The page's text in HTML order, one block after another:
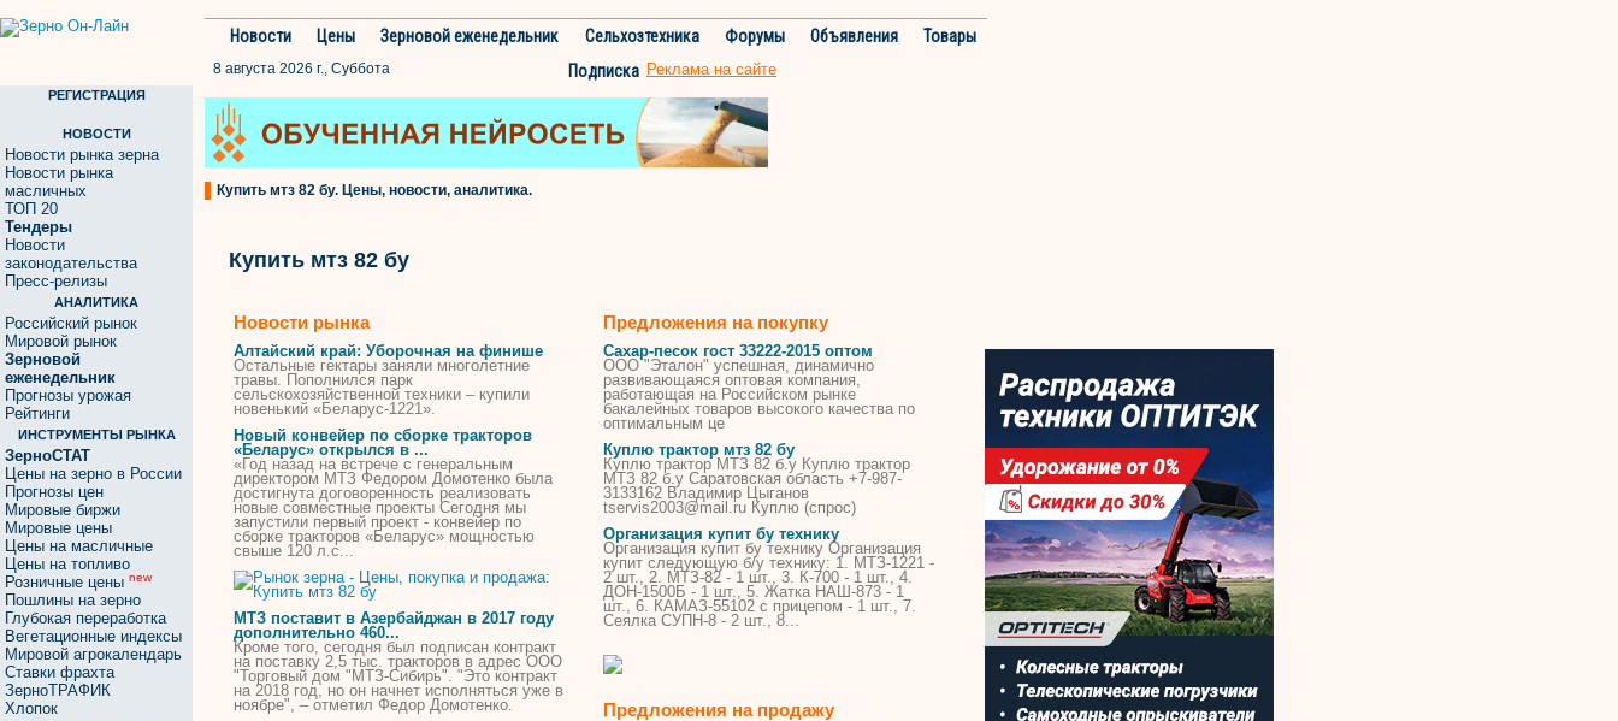
Новости Цены Зерновой еженедельник Сельхозтехника Форумы Объявления
Товары
Подписка
8 августа 2026 г., Суббота Реклама на сайте
РЕГИСТРАЦИЯ
НОВОСТИ
Новости рынка зерна
Новости рынка
масличных
ТОП 20
Тендеры
Новости
законодательства
Пресс-релизы
АНАЛИТИКА
Российский рынок
Мировой рынок
Зерновой
еженедельник
Прогнозы урожая
Рейтинги
ИНСТРУМЕНТЫ РЫНКА
ЗерноСТАТ
Цены на зерно в России
Прогнозы цен
Мировые биржи
Мировые цены
Цены на масличные
Цены на топливо
Розничные цены new
Пошлины на зерно
Глубокая переработка
Вегетационные индексы
Мировой агрокалендарь
Ставки фрахта
ЗерноТРАФИК
Хлопок
Купить мтз 82 бу. Цены, новости, аналитика.
Купить мтз 82 бу
Новости рынка
Алтайский край: Уборочная на финише
Остальные гектары заняли многолетние
травы. Пополнился парк
сельскохозяйственной техники – купили
новенький «Беларус-1221».
Новый конвейер по сборке тракторов
«Беларус» открылся в ...
«Год назад на встрече с генеральным
директором МТЗ Федором Домотенко была
достигнута договоренность реализовать
новые совместные проекты Сегодня мы
запустили первый проект - конвейер по
сборке тракторов «Беларус» мощностью
свыше 120 л.с...
МТЗ поставит в Азербайджан в 2017 году
дополнительно 460...
Кроме того, сегодня был подписан контракт
на поставку 2,5 тыс. тракторов в адрес ООО
"Торговый дом " МТЗ-Сибирь". "Это контракт
на 2018 год, но он начнет исполняться уже в
ноябре", – отметил Федор Домотенко.
Предложения на покупку
Сахар-песок гост 33222-2015 оптом
ООО "Эталон" успешная, динамично
развивающаяся оптовая компания,
работающая на Российском рынке
бакалейных товаров высокого качества по
оптимальным це
Куплю трактор мтз 82 бу
Куплю трактор МТЗ 82 б.у Куплю трактор
МТЗ 82 б.у Саратовская область +7-987-
3133162 Владимир Цыганов
tservis2003@mail.ru Куплю (спрос)
Организация купит бу технику
Организация купит бу технику Организация
купит следующую б/у технику: 1. МТЗ-1221 -
2 шт., 2. МТЗ-82 - 1 шт., 3. К-700 - 1 шт., 4.
ДОН-1500Б - 1 шт., 5. Жатка НАШ-873 - 1
шт., 6. КАМАЗ-55102 с прицепом - 1 шт., 7.
Сеялка СУПН-8 - 2 шт., 8...
Предложения на продажу